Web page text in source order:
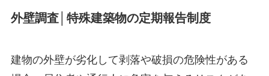
外壁調査│特殊建築物の定期報告制度
建物の外壁が劣化して剥落や破損の危険性がある